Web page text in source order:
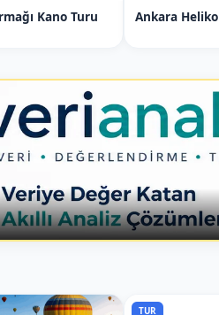
İçin VIP WIP
en romantik bölgelerinden
Kano Turu
Ankara
TUR